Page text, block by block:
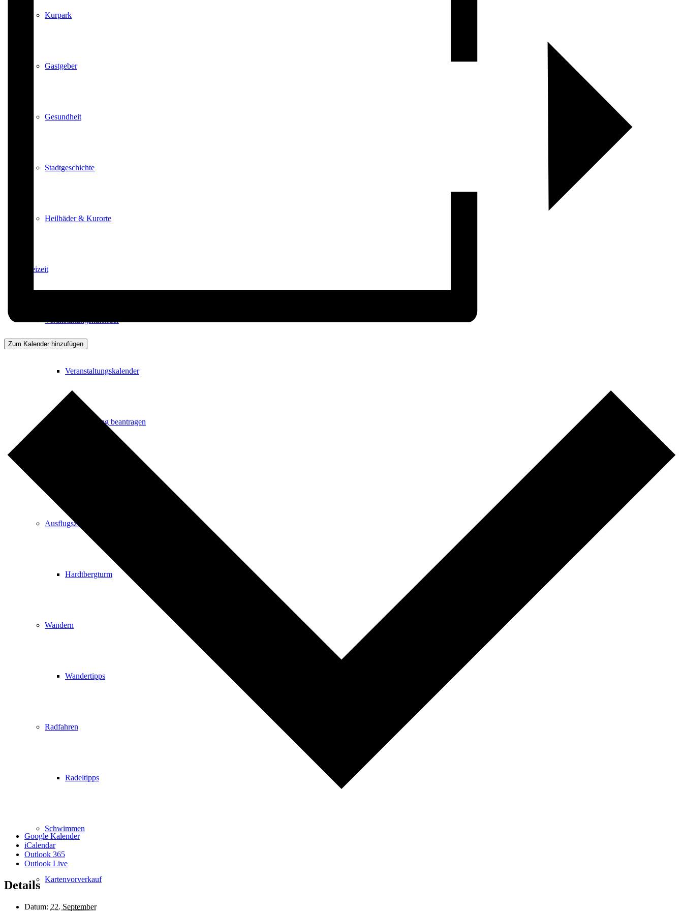
Kurpark
Gastgeber
Gesundheit
Stadtgeschichte
Heilbäder & Kurorte
Freizeit
Veranstaltungskalender
Veranstaltungskalender
Veranstaltung beantragen
Ausflugsziele
Hardtbergturm
Wandern
Wandertipps
Radfahren
Radeltipps
Schwimmen
Kartenvorverkauf
Zum Kalender hinzufügen
Google Kalender
iCalendar
Outlook 365
Outlook Live
Details
Datum: 22. September